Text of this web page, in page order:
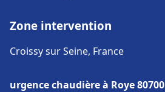
Zone intervention
Croissy sur Seine, France
urgence chaudière à Roye 80700